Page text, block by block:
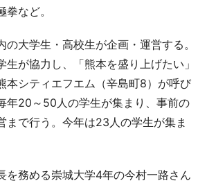
など。
大学生・高校生が企画・運営する。
生が協力し、「熊本を盛り上げたい」
本シティエフエム（辛島町8）が呼び
年20～50人の学生が集まり、事前の
まで行う。今年は23人の学生が集ま
務める崇城大学4年の今村一路さん